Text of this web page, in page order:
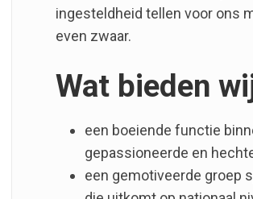
ingesteldheid tellen voor ons
even zwaar.
Wat bieden
een boeiende functie
gepassioneerde en
een gemotiveerde groep